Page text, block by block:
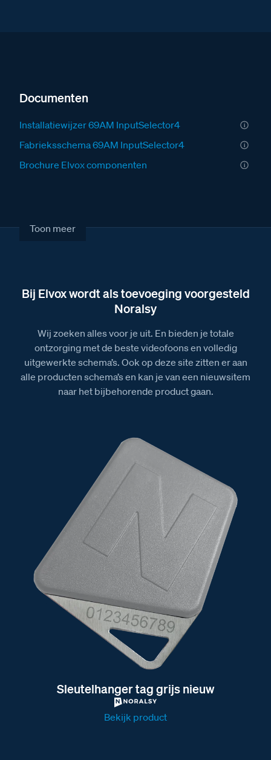
Documenten
Installatiewijzer 69AM InputSelector4
Fabrieksschema 69AM InputSelector4
Brochure Elvox componenten
Toon meer
Bij Elvox wordt als toevoeging voorgesteld
Noralsy
Wij zoeken alles voor je uit. En bieden je totale
ontzorging met de beste videofoons en volledig
uitgewerkte schema’s. Ook op deze site zitten er aan
alle producten schema’s en kan je van een nieuwsitem
naar het bijbehorende product gaan.
Sleutelhanger tag grijs nieuw
Bekijk product